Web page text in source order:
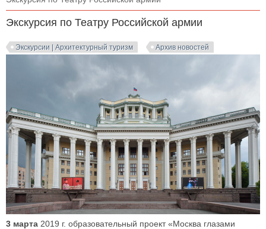
Экскурсия по Театру Российской армии
Экскурсии | Архитектурный туризм Архив новостей
3 марта 2019 г. образовательный проект «Москва глазами